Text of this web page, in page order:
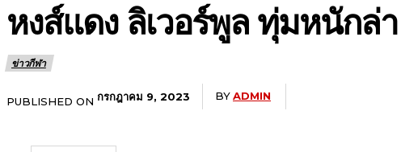
หงส์แดง ลิเวอร์พูล ทุ่มหนักล่า
ข่าวกีฬา
PUBLISHED ON กรกฎาคม 9, 2023 BYADMIN